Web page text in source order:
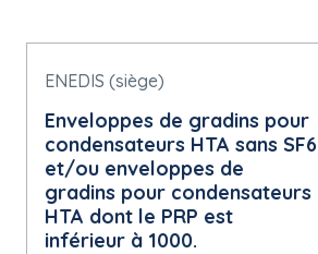
ENEDIS (siège)
Enveloppes de gradins pour
condensateurs HTA sans SF6
et/ou enveloppes de
gradins pour condensateurs
HTA dont le PRP est
inférieur à 1000.